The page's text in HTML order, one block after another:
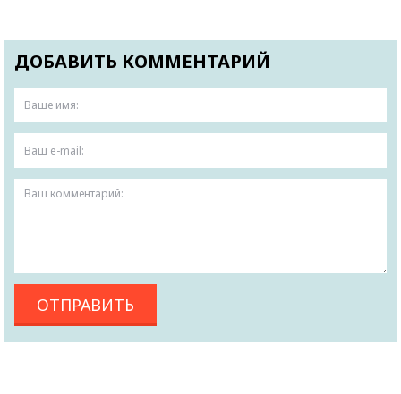
ДОБАВИТЬ КОММЕНТАРИЙ